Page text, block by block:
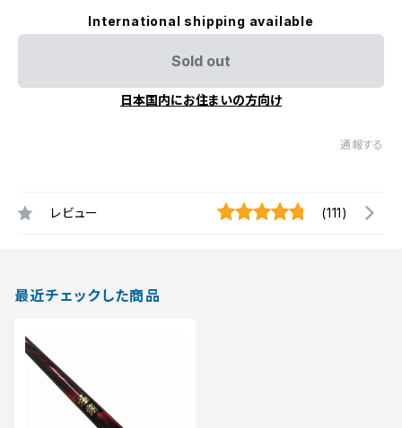
International shipping available
Sold out
日本国内にお住まいの方向け
通報する
レビュー (111)
最近チェックした商品